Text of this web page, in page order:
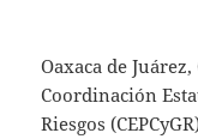
Oaxaca de
Coordinación
Riesgos